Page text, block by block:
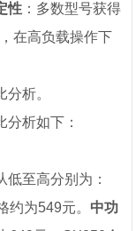
性 ：多数型号获得
在高负载操作下
析。
析如下：
至高分别为：
约为549元。 中功